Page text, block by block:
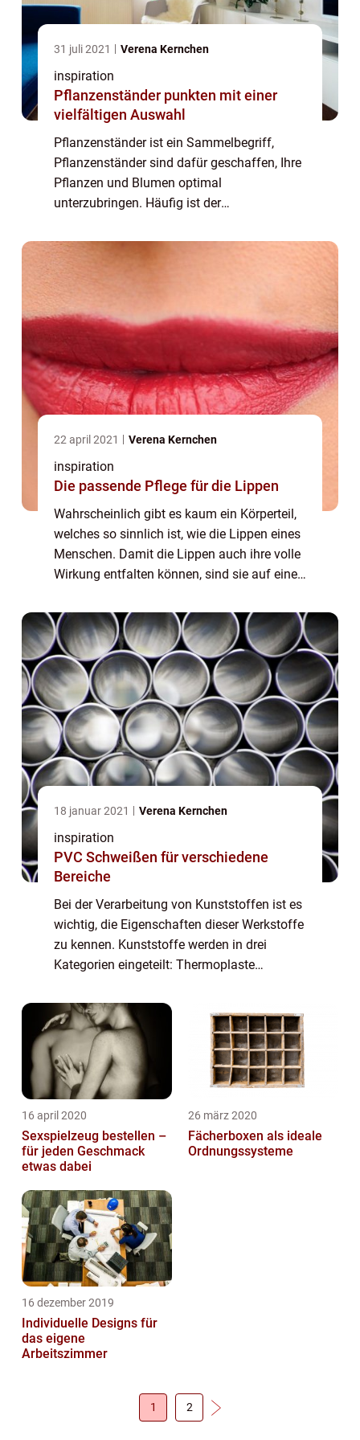
31 juli 2021 Verena Kernchen
inspiration
Pflanzenständer punkten mit einer
vielfältigen Auswahl
Pflanzenständer ist ein Sammelbegriff,
Pflanzenständer sind dafür geschaffen, Ihre
Pflanzen und Blumen optimal
unterzubringen. Häufig ist der
im Raum, denn er wirkt auf die gesamte
Gestaltung des Zimmers. D...
22 april 2021 Verena Kernchen
inspiration
Die passende Pflege für die Lippen
Wahrscheinlich gibt es kaum ein Körperteil,
welches so sinnlich ist, wie die Lippen eines
Menschen. Damit die Lippen auch ihre volle
Wirkung entfalten können, sind sie auf eine
sollte daher immer darauf achte...
18 januar 2021 Verena Kernchen
inspiration
PVC Schweißen für verschiedene
Bereiche
Bei der Verarbeitung von Kunststoffen ist es
wichtig, die Eigenschaften dieser Werkstoffe
zu kennen. Kunststoffe werden in drei
Kategorien eingeteilt: Thermoplaste
allem das Verhalten bei Hitzeeinwirkung
beim PV...
16 april 2020
Sexspielzeug bestellen –
für jeden Geschmack
etwas dabei
26 märz 2020
Fächerboxen als ideale
Ordnungssysteme
16 dezember 2019
Individuelle Designs für
das eigene
Arbeitszimmer
1 2